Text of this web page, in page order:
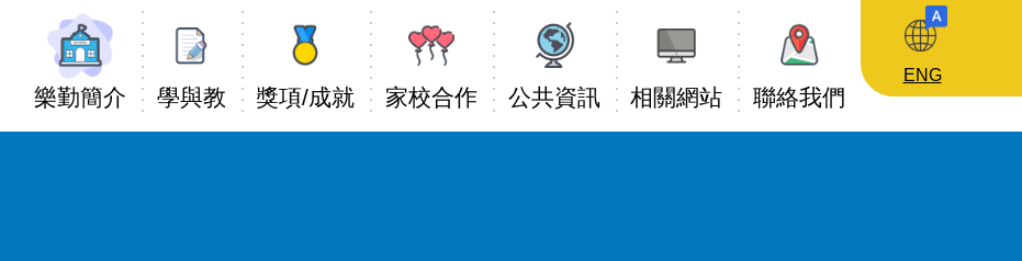
Main
navigation
樂勤簡介 學與教 獎項/成就 家校合作 公共資訊 相關網站 聯絡我們
ENG